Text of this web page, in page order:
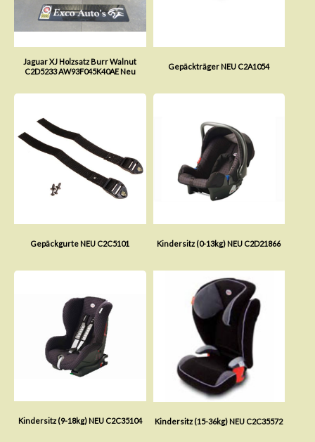
Jaguar XJ Holzsatz Burr Walnut
C2D5233 AW93F045K40AE Neu
Gepäckträger NEU C2A1054
Gepäckgurte NEU C2C5101 Kindersitz (0-13kg) NEU C2D21866
Kindersitz (9-18kg) NEU C2C35104 Kindersitz (15-36kg) NEU C2C35572